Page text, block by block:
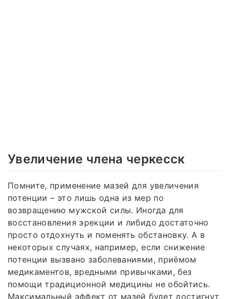
Увеличение члена черкесск
Помните, применение мазей для увеличения
потенции – это лишь одна из мер по
возвращению мужской силы. Иногда для
восстановления эрекции и либидо достаточно
просто отдохнуть и поменять обстановку. А в
некоторых случаях, например, если снижение
потенции вызвано заболеваниями, приёмом
медикаментов, вредными привычками, без
помощи традиционной медицины не обойтись.
Максимальный эффект от мазей будет достигнут,